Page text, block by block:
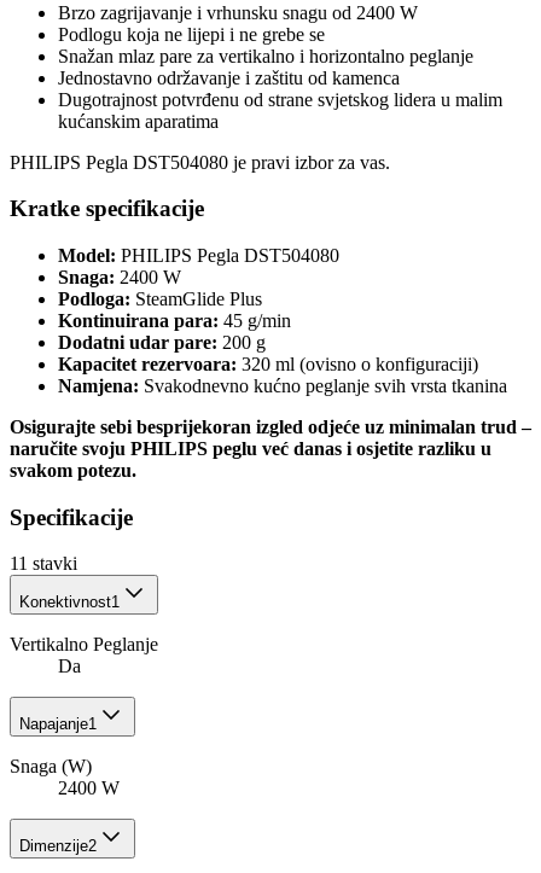
Brzo zagrijavanje i vrhunsku snagu od 2400 W
Podlogu koja ne lijepi i ne grebe se
Snažan mlaz pare za vertikalno i horizontalno peglanje
Jednostavno održavanje i zaštitu od kamenca
Dugotrajnost potvrđenu od strane svjetskog lidera u malim
kućanskim aparatima
PHILIPS Pegla DST504080 je pravi izbor za vas.
Kratke specifikacije
Model: PHILIPS Pegla DST504080
Snaga: 2400 W
Podloga: SteamGlide Plus
Kontinuirana para: 45 g/min
Dodatni udar pare: 200 g
Kapacitet rezervoara: 320 ml (ovisno o konfiguraciji)
Namjena: Svakodnevno kućno peglanje svih vrsta tkanina
Osigurajte sebi besprijekoran izgled odjeće uz minimalan trud –
naručite svoju PHILIPS peglu već danas i osjetite razliku u
svakom potezu.
Specifikacije
11 stavki
Konektivnost1
Vertikalno Peglanje
Da
Napajanje1
Snaga (W)
2400 W
Dimenzije2